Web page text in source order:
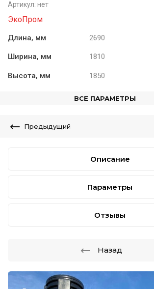
Артикул: нет
ЭкоПром
Длина, мм 2690
Ширина, мм 1810
Высота, мм 1850
ВСЕ ПАРАМЕТРЫ
Предыдущий
Описание
Параметры
Отзывы
Назад